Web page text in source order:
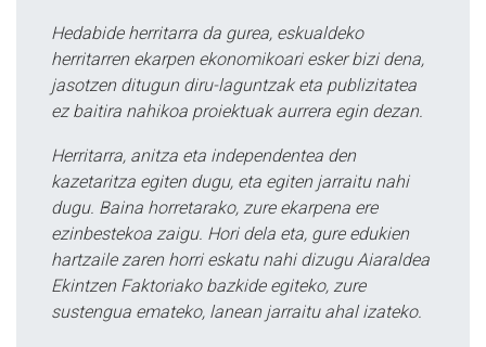
Hedabide herritarra da gurea, eskualdeko
herritarren ekarpen ekonomikoari esker bizi dena,
jasotzen ditugun diru-laguntzak eta publizitatea
ez baitira nahikoa proiektuak aurrera egin dezan.
Herritarra, anitza eta independentea den
kazetaritza egiten dugu, eta egiten jarraitu nahi
dugu. Baina horretarako, zure ekarpena ere
ezinbestekoa zaigu. Hori dela eta, gure edukien
hartzaile zaren horri eskatu nahi dizugu Aiaraldea
Ekintzen Faktoriako bazkide egiteko, zure
sustengua emateko, lanean jarraitu ahal izateko.